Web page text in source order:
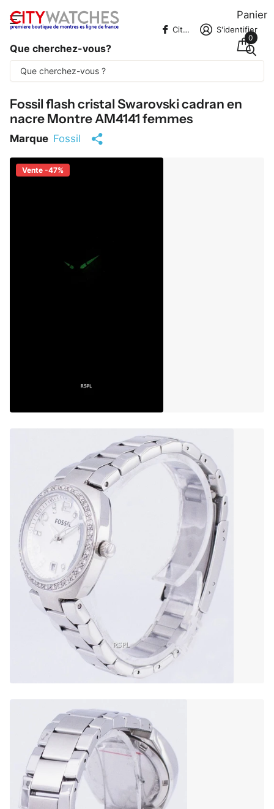
Que cherchez-vous?
CitywatchesFR S'identifier
Panier
0
Une partie du contenu est traduite
automatiquement.
Fossil flash cristal Swarovski cadran en
nacre Montre AM4141 femmes
Marque Fossil
Vente -47%